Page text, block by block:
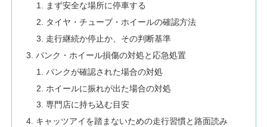
まず安全な場所に停車する
タイヤ・チューブ・ホイールの確認方法
走行継続か停止か、その判断基準
パンク・ホイール損傷の対処と応急処置
パンクが確認された場合の対処
ホイールに振れが出た場合の対処
専門店に持ち込む目安
キャッツアイを踏まないための走行習慣と路面読み